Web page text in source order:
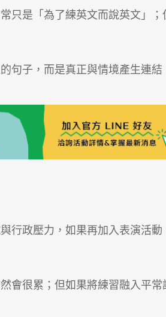
只是「為了練英文而說英文」；
句子，而是真正與情境產生連結
行政壓力，如果再加入表演活動
會很累；但如果將練習融入平常